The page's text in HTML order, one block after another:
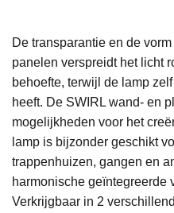
De transparantie en de
panelen verspreidt het licht
behoefte, terwijl de lamp
heeft. De SWIRL wand- en
mogelijkheden voor het
lamp is bijzonder geschikt
trappenhuizen, gangen en
harmonische geïntegreerde
Verkrijgbaar in 2